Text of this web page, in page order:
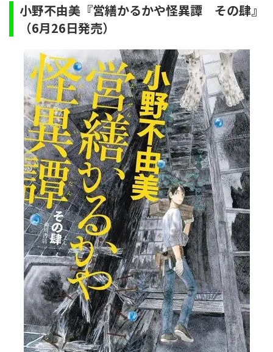
小野不由美『営繕かるかや怪異譚 その肆』
（6月26日発売）